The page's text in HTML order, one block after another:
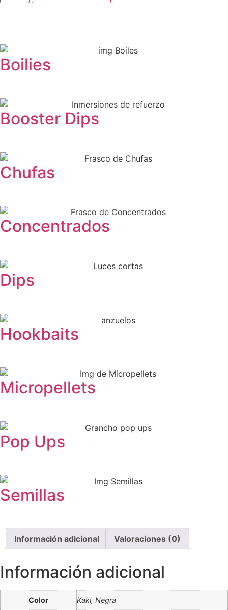
Boilies
Booster Dips
Chufas
Concentrados
Dips
Hookbaits
Micropellets
Pop Ups
Semillas
Información adicional Valoraciones (0)
Información adicional
Color Kaki, Negra